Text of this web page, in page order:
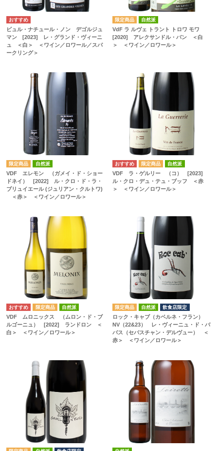
ビュル・ナチュール・ノン デゴルジュ
マン [2023] レ・グランド・ヴィーニ
ュ ＜白＞ ＜ワイン／ロワール／スパ
ークリング＞
自然派
VdF ラ ルヴェ トラント トロワ モワ
[2020] アレクサンドル・バン ＜白
＞ ＜ワイン／ロワール＞
自然派
VDF エレモン （ガメイ・ド・ショー
ドネイ） [2022] ル・クロ・ド・ラ・
ブリュイエール (ジュリアン・クルトワ)
＜赤＞ ＜ワイン／ロワール＞
自然派
VDF ラ・ゲルリー （コ） [2023]
ル・クロ・デュ・テュ・ブッフ ＜赤
＞ ＜ワイン／ロワール＞
自然派
VDF ムロニックス （ムロン・ド・ブ
ルゴーニュ） [2022] ランドロン ＜
白＞ ＜ワイン／ロワール＞
自然派 飲食店限定
ロック・キャブ（カベルネ・フラン）
NV（22&23） レ・ヴィーニュ・ド・バ
バス（セバスチャン・デルヴュー） ＜
赤＞ ＜ワイン／ロワール＞